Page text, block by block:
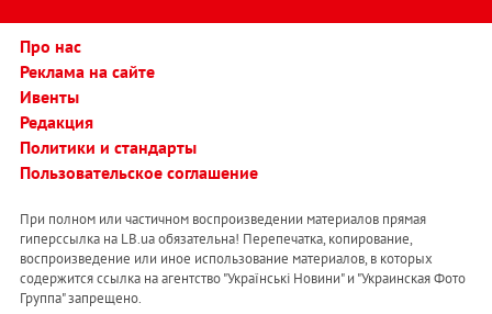
Про нас
Реклама на сайте
Ивенты
Редакция
Политики и стандарты
Пользовательское соглашение
При полном или частичном воспроизведении материалов прямая
гиперссылка на LB.ua обязательна! Перепечатка, копирование,
воспроизведение или иное использование материалов, в которых
содержится ссылка на агентство "Українськi Новини" и "Украинская Фото
Группа" запрещено.